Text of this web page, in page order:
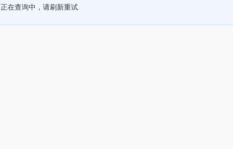
正在查询中，请刷新重试